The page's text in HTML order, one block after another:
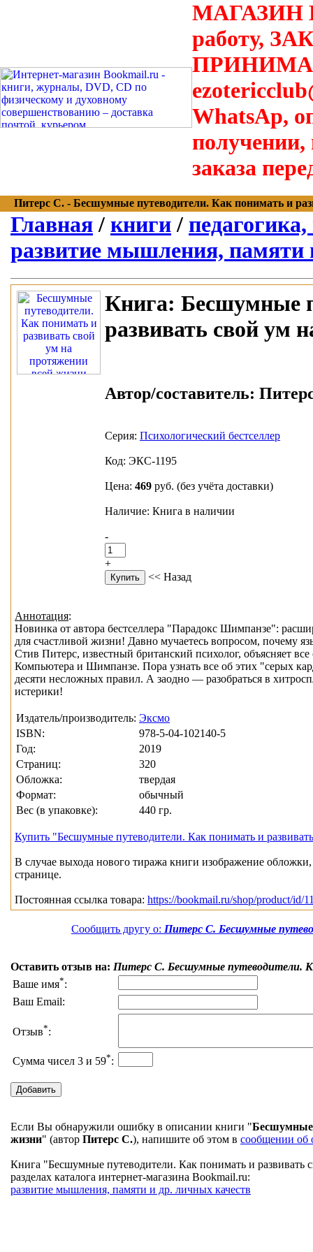
МАГАЗИН
работу,
WhatsAp,
получении,
заказа
Питерс С. - Бесшумные путеводители. Как понимать и
Главная / книги /
развитие мышления, памяти
Книга: Бесшумные
развивать свой ум
Автор/составитель:
Серия: Психологический бестселлер
Код: ЭКС-1195
Цена: 469 руб. (без учёта доставки)
Наличие: Книга в наличии
-
+
<< Назад
Аннотация:
Новинка от автора бестселлера "Парадокс Шимпанзе":
для счастливой жизни! Давно мучаетесь вопросом, почему
Стив Питерс, известный британский психолог, объясняет
Компьютера и Шимпанзе. Пора узнать все об этих "серых
десяти несложных правил. А заодно — разобраться в
истерики!
Издатель/производитель: Эксмо
ISBN:
978-5-04-102140-5
Год:
2019
Страниц:
320
Обложка:
твердая
Формат:
обычный
Вес (в упаковке):
440 гр.
Купить "Бесшумные путеводители. Как понимать и
В случае выхода нового тиража книги изображение
странице.
Постоянная ссылка товара: https://bookmail.ru/shop/product/id/
Сообщить другу о: Питерс С. Бесшумные
Оставить отзыв на: Питерс С. Бесшумные путеводители.
Ваше имя*:
Ваш Email:
Отзыв*:
Сумма чисел 3 и 59*:
Если Вы обнаружили ошибку в описании книги "Бесшумные
жизни" (автор Питерс С.), напишите об этом в сообщении об
Книга "Бесшумные путеводители. Как понимать и
разделах каталога интернет-магазина Bookmail.ru:
развитие мышления, памяти и др. личных качеств